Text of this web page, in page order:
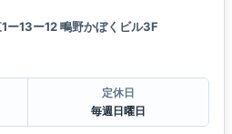
ー13ー12 鴫野かぼくビル3F
定休日
毎週日曜日